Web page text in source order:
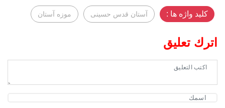
کلید واژه ها : آستان قدس حسینی موزه آستان
اترك تعليق